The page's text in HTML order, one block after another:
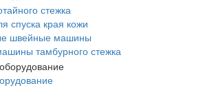
стежка
спуска края кожи
швейные машины
тамбурного стежка